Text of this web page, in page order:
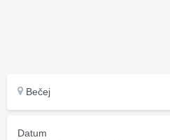
Bečej
Datum